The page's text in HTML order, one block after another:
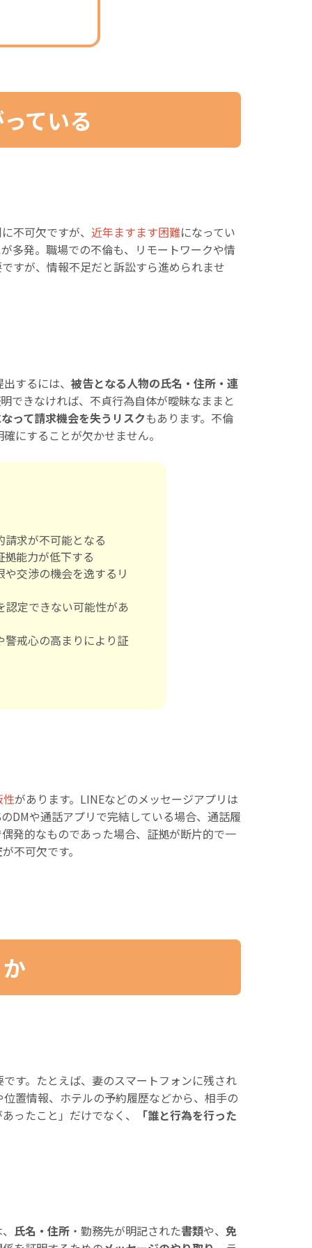
ている
不可欠ですが、 近年ますます困難になってい
が多発。職場での不倫も、リモートワークや情
すが、情報不足だと訴訟すら進められませ
するには、 被告となる人物の氏名・住所・連
できなければ、不貞行為自体が曖昧なままと
って請求機会を失うリスクもあります。不倫
にすることが欠かせません。
求が不可能となる
能力が低下する
交渉の機会を逸するリ
定できない可能性があ
戒心の高まりにより証
性があります。LINEなどのメッセージアプリは
DMや通話アプリで完結している場合、通話履
発的なものであった場合、証拠が断片的で一
が不可欠です。
です。たとえば、妻のスマートフォンに残され
置情報、ホテルの予約履歴などから、相手の
ったこと」だけでなく、
「誰と行為を行った
氏名・住所 ・勤務先が明記された書類や、 免